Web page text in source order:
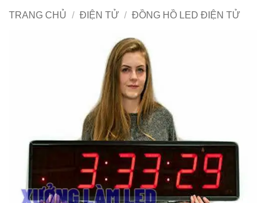
TRANG CHỦ / ĐIỆN TỬ / ĐỒNG HỒ LED ĐIỆN TỬ